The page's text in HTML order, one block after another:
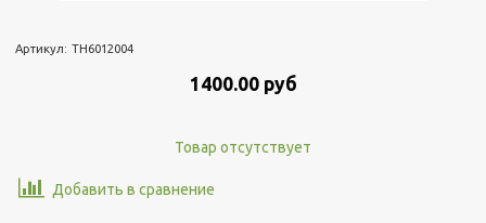
Артикул: TH6012004
1400.00 руб
Товар отсутствует
Добавить в сравнение